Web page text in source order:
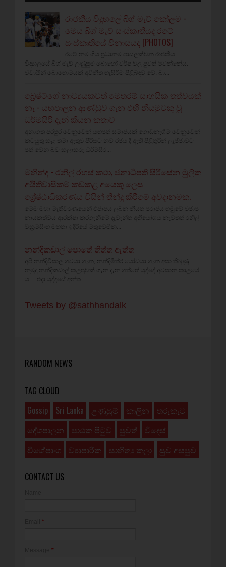
රාජකීය විදුහලේ බිග් මැච් කෝලම -
මෙය බිග් මැච් සංස්කෘතියද රටේ
සංස්කෘතියේ විනාසයද [PHOTOS]
රටේ නම ගිය ප්‍රධානම පාසලක්වන රාජකීය
විද්‍යාලයේ බිග් මැච් උණුසුම බොහෝ වර්ෂ වල පුවත් මවන්නේය.
ඒවායින් බොහොමයක් අවිනීත හැසිරීම් පිළිබඳව වේ. බා...
බ්‍රෙෂ්ට්ගේ නාට්‍යයකවත් මෙතරම් සාහසික තත්වයක්
නෑ - යහපාලන ආණ්ඩුව ගැන එහි නියමුවකු වූ
ධර්මසිරි දැන් කියන කතාව
අනාගත පරපුර වෙනුවෙන් යහපත් සමාජයක් ගොඩනැගීම වෙනුවෙන්
කටයුතු කළ තමා ඇතුළු පිරිසට නව රජය දී ඇති පිළිතුරින් ලැජ්ජාවට
පත් වෙන බව කලාකරු ධර්මසිර...
මහින්ද - රනිල් රහස් කථා, ජනාධිපති සිරිසේන මුලික
අයිතිවාසිකම් කඩකළ අයෙකු ලෙස
ශ්‍රේෂ්ඨාධිකරණය විසින් තීන්දු කිරීමේ අවදානමක.
මෙම මහා මැතිවරණයෙන් එජාපය ලබන නියත පරාජය හමුවේ එජාප
නායකත්වය ආරක්ෂා කරගැනීමේ දැවැන්ත අභියෝගය නැවතත් රනිල්
වික්‍රමසිංහ මහතා ඉදිරියේ මතුවෙමින...
නන්දිකඩාල් පොතේ තිත්ත ඇත්ත
අපි නන්දිවිසාල ගවයා ගැන, නන්දිමිත්ර යෝධයා ගැන අසා තිබුණු
නමුදු නන්දිකඩාල් කලපුවක් ගැන දැන ගත්තේ යුද්දේ අවසාන කාලයේ
ය.... එදා යුද්දයේ අන්ත...
Tweets by @sathhandalk
RANDOM NEWS
TAG CLOUD
Gossip
Sri Lanka උණුසුම් කාලීන
තරුකැට
දේශපාලන
පාඨක පිටුව පුවත්
විදෙස්
විශේෂාංග
ව්‍යාපාරික සාහිත්‍ය කලා සුව අසපුව
CONTACT US
*
*